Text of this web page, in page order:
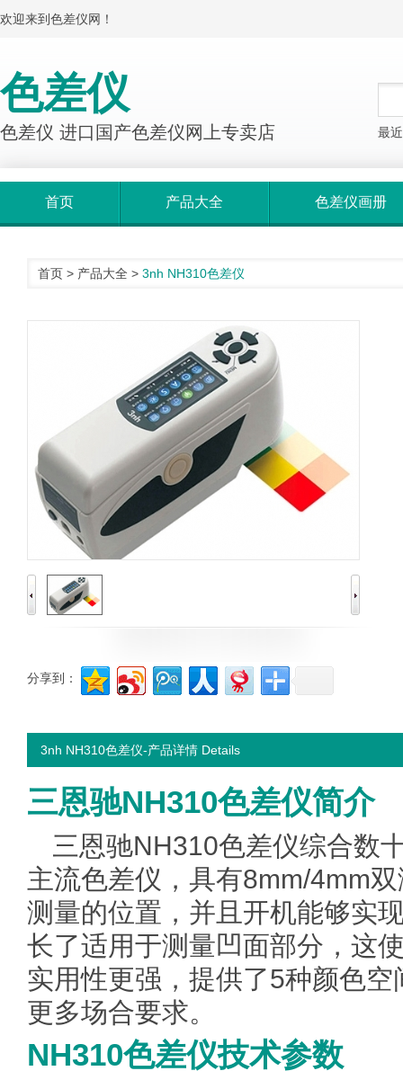
欢迎来到色差仪网！
色差仪
色差仪 进口国产色差仪网上专卖店 最
首页 产品大全 色差仪画册
首页 > 产品大全 > 3nh NH310色差仪
分享到：
3nh NH310色差仪-产品详情 Details
三恩驰NH310色差仪简介
三恩驰NH310色差仪综合数
主流色差仪，具有8mm/4mm
测量的位置，并且开机能够实
长了适用于测量凹面部分，这
实用性更强，提供了5种颜色
更多场合要求。
NH310色差仪技术参数